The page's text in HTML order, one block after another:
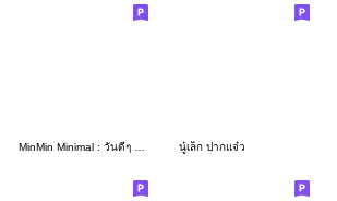
MinMin Minimal : วันดีๆ กับงานดีๆ นู๋เล็ก ปากแจ๋ว